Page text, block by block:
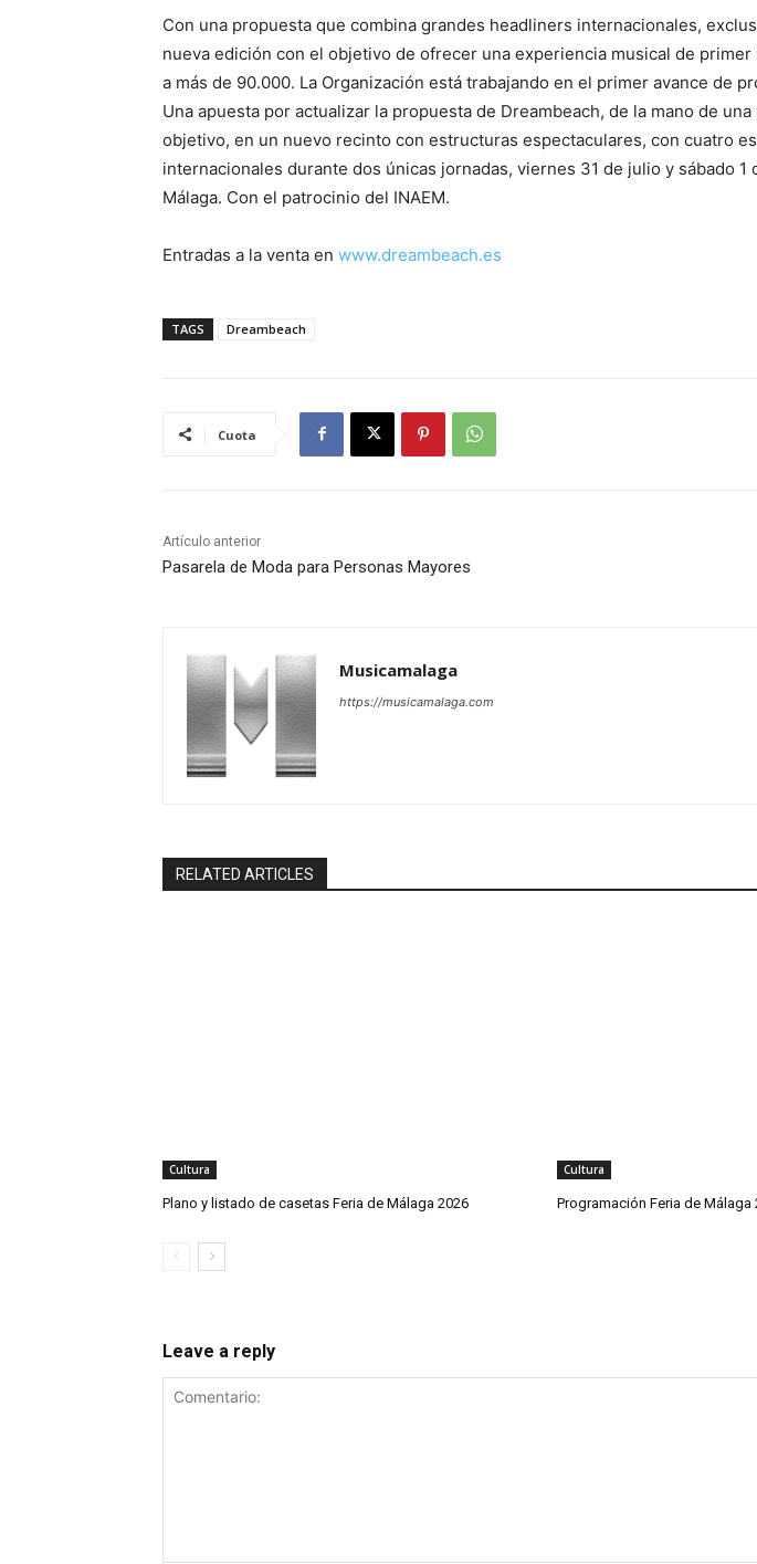
Con una propuesta que combina grandes headliners internacionales,
nueva edición con el objetivo de ofrecer una experiencia musical de
a más de 90.000. La Organización está trabajando en el primer avance de
Una apuesta por actualizar la propuesta de Dreambeach, de la mano de
objetivo, en un nuevo recinto con estructuras espectaculares, con cuatro
internacionales durante dos únicas jornadas, viernes 31 de julio y sábado
Málaga. Con el patrocinio del INAEM.
Entradas a la venta en www.dreambeach.es
TAGS Dreambeach
Cuota
Artículo anterior
Pasarela de Moda para Personas Mayores
Musicamalaga
https://musicamalaga.com
RELATED ARTICLES
Cultura
Plano y listado de casetas Feria de Málaga 2026
Cultura
Programación Feria de Málaga
Leave a reply